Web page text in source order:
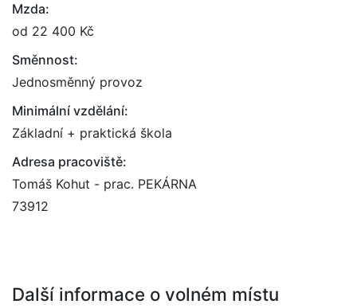
Mzda:
od 22 400 Kč
Směnnost:
Jednosměnný provoz
Minimální vzdělání:
Základní + praktická škola
Adresa pracoviště:
Tomáš Kohut - prac. PEKÁRNA
73912
Další informace o volném místu